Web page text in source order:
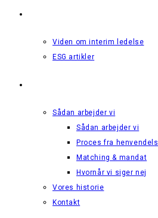
Viden om interim ledelse
ESG artikler
Sådan arbejder vi
Sådan arbejder vi
Proces fra
Matching & mandat
Hvornår vi siger nej
Vores historie
Kontakt